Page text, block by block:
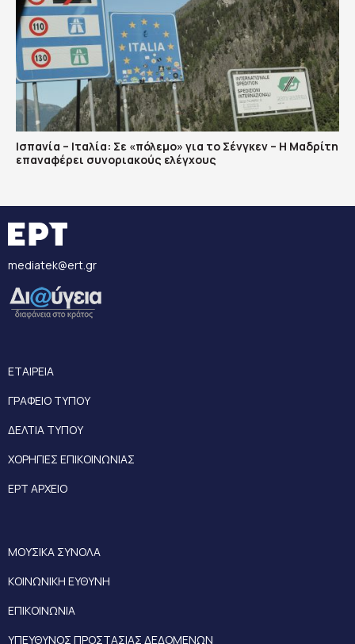
Ισπανία – Ιταλία: Σε «πόλεμο» για το Σένγκεν – Η Μαδρίτη
επαναφέρει συνοριακούς ελέγχους
mediatek@ert.gr
ΕΤΑΙΡΕΙΑ
ΓΡΑΦΕΙΟ ΤΥΠΟΥ
ΔΕΛΤΙΑ ΤΥΠΟΥ
ΧΟΡΗΓΙΕΣ ΕΠΙΚΟΙΝΩΝΙΑΣ
ΕΡΤ ΑΡΧΕΙΟ
ΜΟΥΣΙΚΑ ΣΥΝΟΛΑ
ΚΟΙΝΩΝΙΚΗ ΕΥΘΥΝΗ
ΕΠΙΚΟΙΝΩΝΙΑ
ΥΠΕΥΘΥΝΟΣ ΠΡΟΣΤΑΣΙΑΣ ΔΕΔΟΜΕΝΩΝ